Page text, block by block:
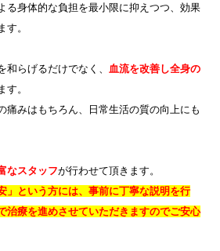
る身体的な負担を最小限に抑えつつ、効果
。
和らげるだけでなく、 血流を改善し全身の
す。
痛みはもちろん、日常生活の質の向上にも
なスタッフが行わせて頂きます。
」という方には、事前に丁寧な説明を行
治療を進めさせていただきますのでご安心